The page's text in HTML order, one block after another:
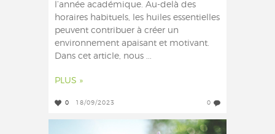
l’année académique. Au-delà des
horaires habituels, les huiles essentielles
peuvent contribuer à créer un
environnement apaisant et motivant.
Dans cet article, nous ...
PLUS »
0 18/09/2023 0